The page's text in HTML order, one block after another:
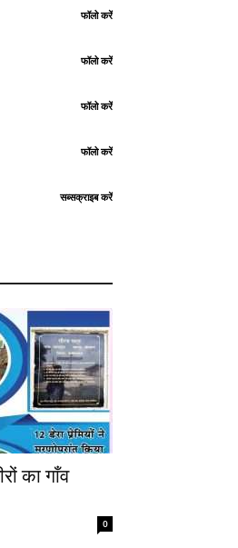
फॉलो करें
फॉलो करें
फॉलो करें
फॉलो करें
सब्सक्राइब करें
का गाँव
0